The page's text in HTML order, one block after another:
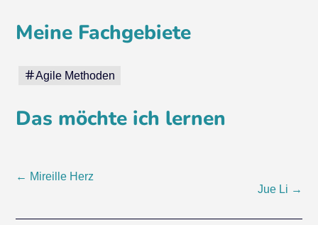
Meine Fachgebiete
Agile Methoden
Das möchte ich lernen
Post
← Mireille Herz
Jue Li →